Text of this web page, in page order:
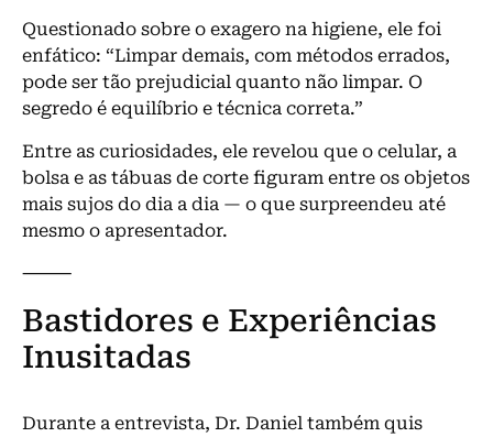
Questionado sobre o exagero na higiene, ele foi
enfático: “Limpar demais, com métodos errados,
pode ser tão prejudicial quanto não limpar. O
segredo é equilíbrio e técnica correta.”
Entre as curiosidades, ele revelou que o celular, a
bolsa e as tábuas de corte figuram entre os objetos
mais sujos do dia a dia — o que surpreendeu até
mesmo o apresentador.
⸻
Bastidores e Experiências
Inusitadas
Durante a entrevista, Dr. Daniel também quis